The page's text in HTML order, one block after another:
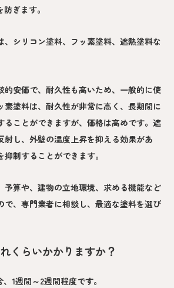
ぎます。
、シリコン塗料、フッ素塗料、遮熱塗料な
的安価で、耐久性も高いため、一般的に使
素塗料は、耐久性が非常に高く、長期間に
ることができますが、価格は高めです。遮
射し、外壁の温度上昇を抑える効果があ
制することができます。
予算や、建物の立地環境、求める機能など
で、専門業者に相談し、最適な塗料を選び
くらいかかりますか？
1週間～2週間程度です。